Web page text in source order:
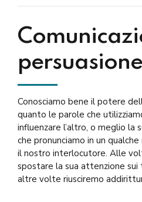
persuasione
Conosciamo bene il potere
quanto le parole che
influenzare l’altro, o meglio la
che pronunciamo in un
il nostro interlocutore. Alle
spostare la sua attenzione
altre volte riusciremo